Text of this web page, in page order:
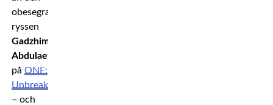
obesegrade
ryssen
Gadzhimurad
Abdulaev
på ONE:
Unbreakable
– och